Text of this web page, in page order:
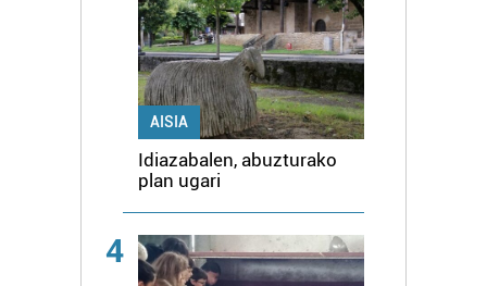
AISIA
Idiazabalen, abuzturako
plan ugari
4